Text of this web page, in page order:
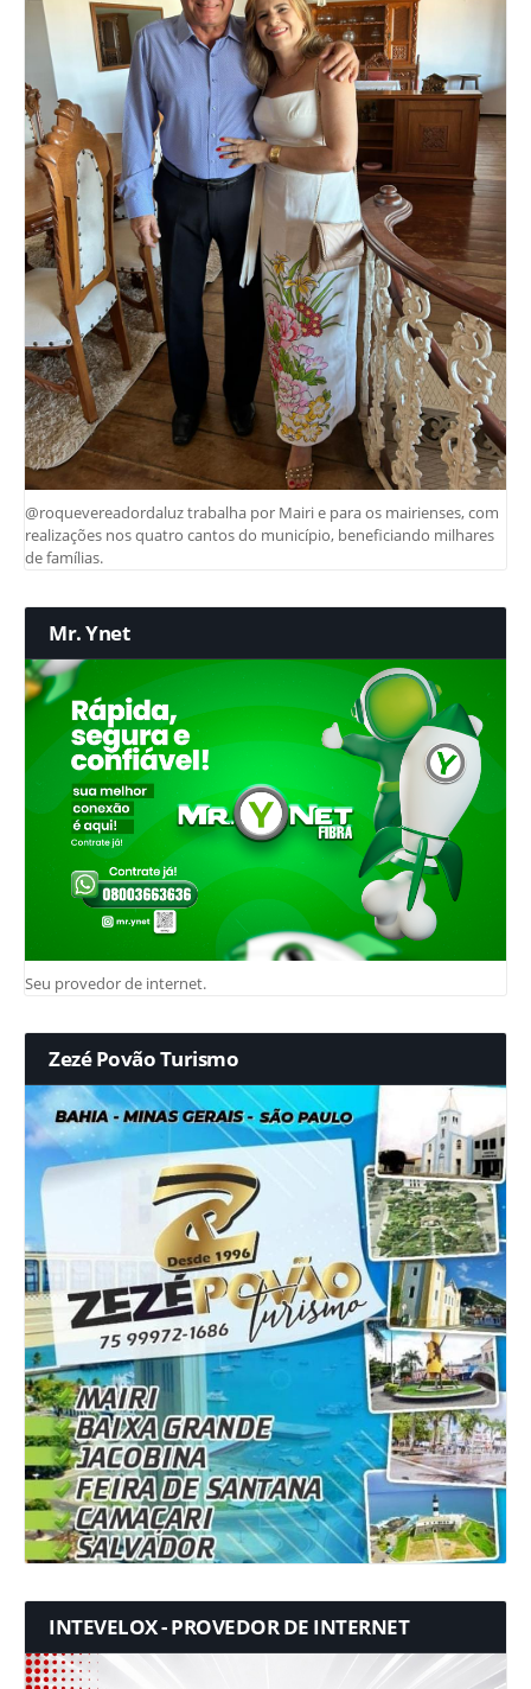
@roquevereadordaluz trabalha por Mairi e para os mairienses, com
realizações nos quatro cantos do município, beneficiando milhares
de famílias.
Mr. Ynet
Seu provedor de internet.
Zezé Povão Turismo
INTEVELOX - PROVEDOR DE INTERNET